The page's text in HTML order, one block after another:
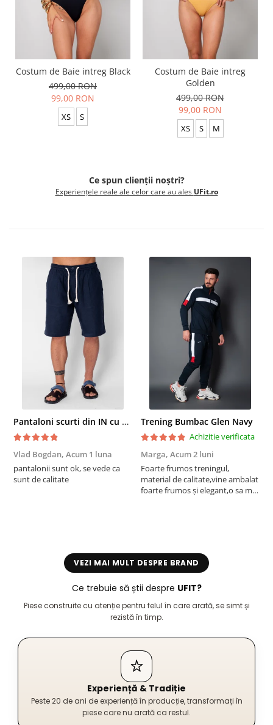
Costum de Baie intreg Black
499,00 RON
99,00 RON
XS S
Costum de Baie intreg
Golden
499,00 RON
99,00 RON
XS S M
Ce spun clienții noștri?
Experiențele reale ale celor care au ales UFit.ro
Pantaloni scurti din IN cu nasture si snur Navy
Vlad Bogdan, Acum 1 luna
pantalonii sunt ok, se vede ca
sunt de calitate
Trening Bumbac Glen Navy
Achizitie verificata
Marga, Acum 2 luni
Foarte frumos treningul,
material de calitate,vine ambalat
foarte frumos și elegant,o sa mai
VEZI MAI MULT DESPRE BRAND
Ce trebuie să știi despre UFIT?
Piese construite cu atenție pentru felul în care arată, se simt și
rezistă în timp.
Experiență & Tradiție
Peste 20 de ani de experiență în producție, transformați în
piese care nu arată ca restul.